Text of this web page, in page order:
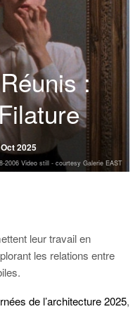
:
2025
2006 Video still - courtesy Galerie EAST
leur travail en
les relations entre
de l’architecture 2025,